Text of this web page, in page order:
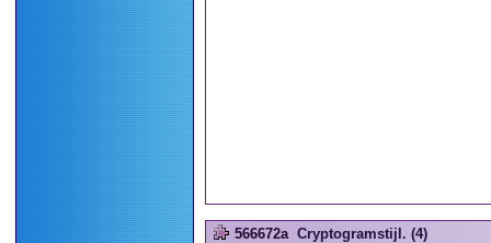
566672a Cryptogramstijl. (4)